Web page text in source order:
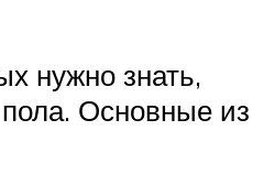
нужно знать,
Основные из